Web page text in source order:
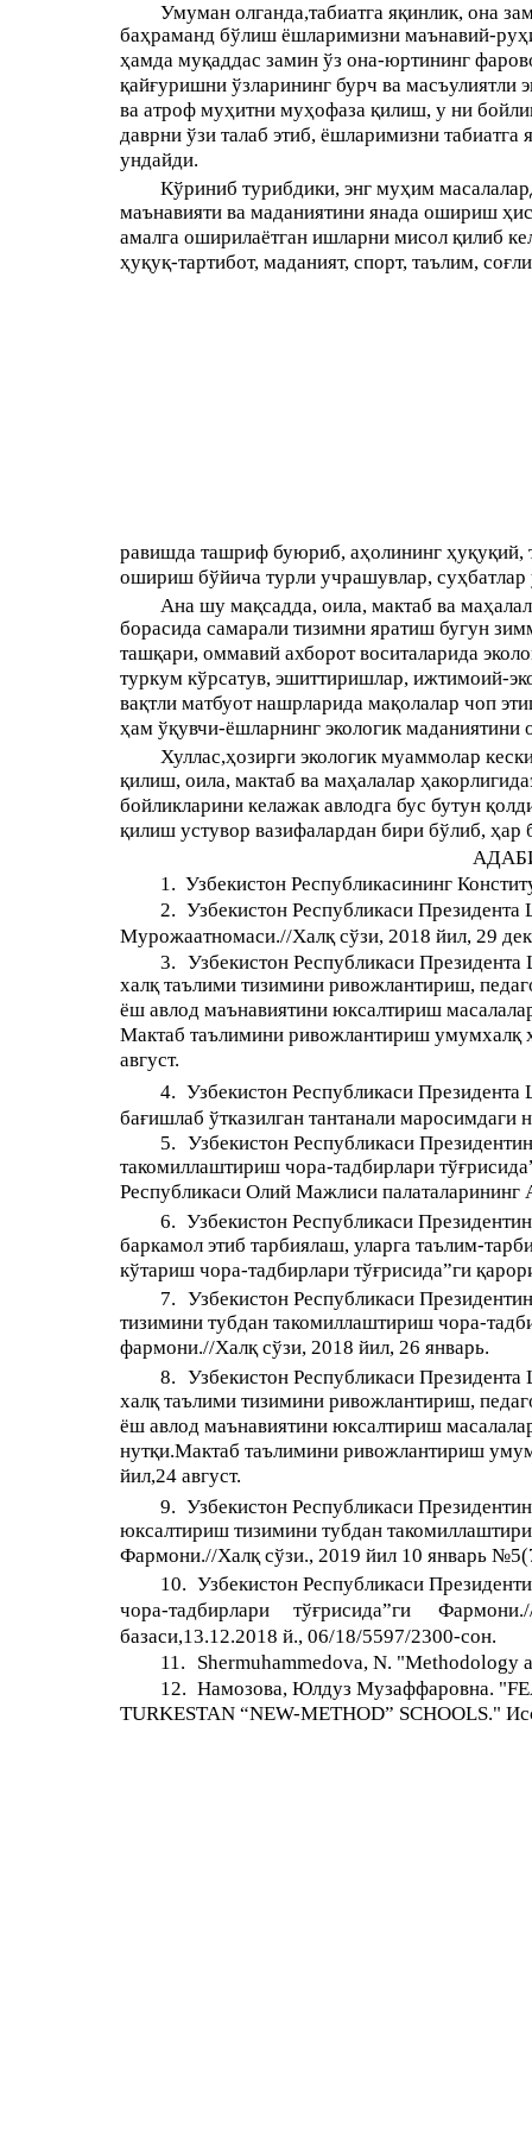
Умуман олганда,табиатга яқинлик, она
баҳраманд бўлиш ёшларимизни маънавий-
ҳамда муқаддас замин ўз она-юртининг
қайғуришни ўзларининг бурч ва масъулиятли
ва атроф муҳитни муҳофаза қилиш, у ни
даврни ўзи талаб этиб, ёшларимизни
ундайди.
Кўриниб турибдики, энг муҳим
маънавияти ва маданиятини янада ошириш
амалга оширилаётган ишларни мисол қилиб
ҳуқуқ-тартибот, маданият, спорт, таълим,
равишда ташриф буюриб, аҳолининг ҳуқуқий,
ошириш бўйича турли учрашувлар, суҳбатлар
Ана шу мақсадда, оила, мактаб ва
борасида самарали тизимни яратиш бугун
ташқари, оммавий ахборот воситаларида
туркум кўрсатув, эшиттиришлар, ижтимоий-
вақтли матбуот нашрларида мақолалар чоп
ҳам ўқувчи-ёшларнинг экологик
Хуллас,ҳозирги экологик муаммолар
қилиш, оила, мактаб ва маҳалалар
бойликларини келажак авлодга бус бутун
қилиш устувор вазифалардан бири бўлиб,
1. Узбекистон Республикасининг
2. Узбекистон Республикаси
Мурожаатномаси.//Халқ сўзи, 2018 йил, 29
3. Узбекистон Республикаси
халқ таълими тизимини ривожлантириш,
ёш авлод маънавиятини юксалтириш
Мактаб таълимини ривожлантириш умумхалқ
август.
4. Узбекистон Республикаси
бағишлаб ўтказилган тантанали маросимдаги
5. Узбекистон Республикаси
такомиллаштириш чора-тадбирлари
Республикаси Олий Мажлиси
6. Узбекистон Республикаси
баркамол этиб тарбиялаш, уларга таълим-
кўтариш чора-тадбирлари тўғрисида”ги
7. Узбекистон Республикаси
тизимини тубдан такомиллаштириш чора-
фармони.//Халқ сўзи, 2018 йил, 26 январь.
8. Узбекистон Республикаси
халқ таълими тизимини ривожлантириш,
ёш авлод маънавиятини юксалтириш
нутқи.Мактаб таълимини ривожлантириш
йил,24 август.
9. Узбекистон Республикаси
юксалтириш тизимини тубдан
Фармони.//Халқ сўзи., 2019 йил 10 январь
10. Узбекистон Республикаси
чора-тадбирлари
тўғрисида”ги
базаси,13.12.2018 й., 06/18/5597/2300-сон.
11.
Shermuhammedova, N.
12. Намозова, Юлдуз Музаффаровна.
TURKESTAN “NEW-METHOD” SCHOOLS."